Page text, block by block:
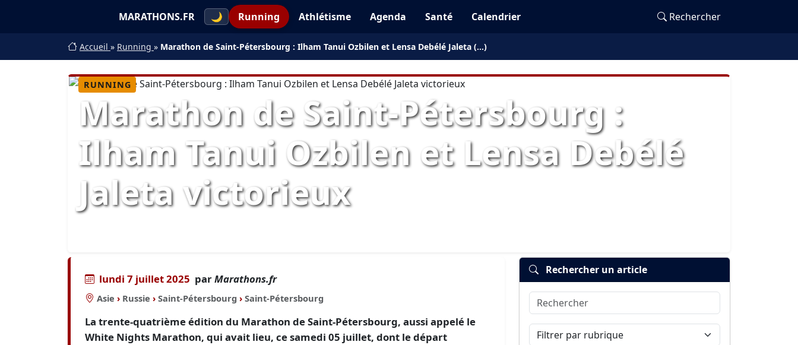
MARATHONS.FR 🌙 Running Athlétisme Agenda Santé Calendrier Rechercher
Accueil » Running » Marathon de Saint-Pétersbourg : Ilham Tanui Ozbilen et Lensa Debélé Jaleta (…)
RUNNING
Marathon de Saint-Pétersbourg :
Ilham Tanui Ozbilen et Lensa Debélé
Jaleta victorieux
lundi 7 juillet 2025 parMarathons.fr
Asie › Russie › Saint-Pétersbourg › Saint-Pétersbourg
La trente-quatrième édition du Marathon de Saint-Pétersbourg, aussi appelé le
White Nights Marathon, qui avait lieu, ce samedi 05 juillet, dont le départ
Rechercher un article
Rechercher
Filtrer par rubrique